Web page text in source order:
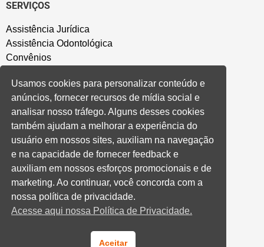
SERVIÇOS
Assistência Jurídica
Assistência Odontológica
Convênios
Salão de Festa
Política de Privacidade
CONVENÇÃO COLETIVA E ACORDOS
Convenções Coletivas
Banco do Brasil
Caixa Econômica Federal
Banrisul
Privados
Cooperativas e Financeiras
Usamos cookies para personalizar conteúdo e
anúncios, fornecer recursos de mídia social e
analisar nosso tráfego. Alguns desses cookies
também ajudam a melhorar a experiência do
usuário em nossos sites, auxiliam na navegação
e na capacidade de fornecer feedback e
auxiliam em nossos esforços promocionais e de
marketing. Ao continuar, você concorda com a
nossa política de privacidade.
Acesse aqui nossa Política de Privacidade.
Aceitar